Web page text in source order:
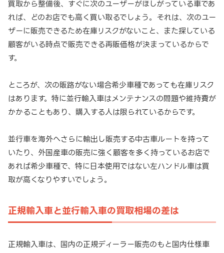
買取から整備後、すぐに次のユーザーがほしがっている車であ
れば、どのお店でも高く買い取るでしょう。それは、次のユー
ザーに販売できるため在庫リスクがないこと、また探している
顧客がいる時点で販売できる再販価格が決まっているからで
す。
ところが、次の販路がない場合希少車種であっても在庫リスク
はあります。特に並行輸入車はメンテナンスの問題や維持費が
かかることもあり、購入する人は限られているからです。
並行車を海外へさらに輸出し販売する中古車ルートを持って
いたり、外国産車の販売に強く顧客を多く持っているお店で
あれば希少車種で、特に日本使用ではない左ハンドル車は買
取が高くなりやすいでしょう。
正規輸入車と並行輸入車の買取相場の差は
正規輸入車は、国内の正規ディーラー販売のもと国内仕様車